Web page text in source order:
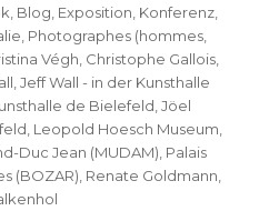
Blog Exposition Konferenz
Photographes (hommes
Végh Christophe Gallois
,Jeff Wall - in der Kunsthalle
de Bielefeld ,Jöel
Leopold Hoesch Museum
Duc Jean (MUDAM) Palais
(BOZAR) Renate Goldmann